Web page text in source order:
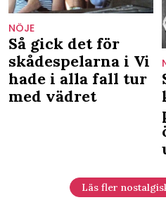
NÖJE
Så gick det för
skådespelarna i Vi
hade i alla fall tur
med vädret
Läs fler